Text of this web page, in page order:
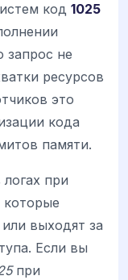
код 1025
запрос не
ресурсов
это
кода
памяти.
при
выходят за
Если вы
при